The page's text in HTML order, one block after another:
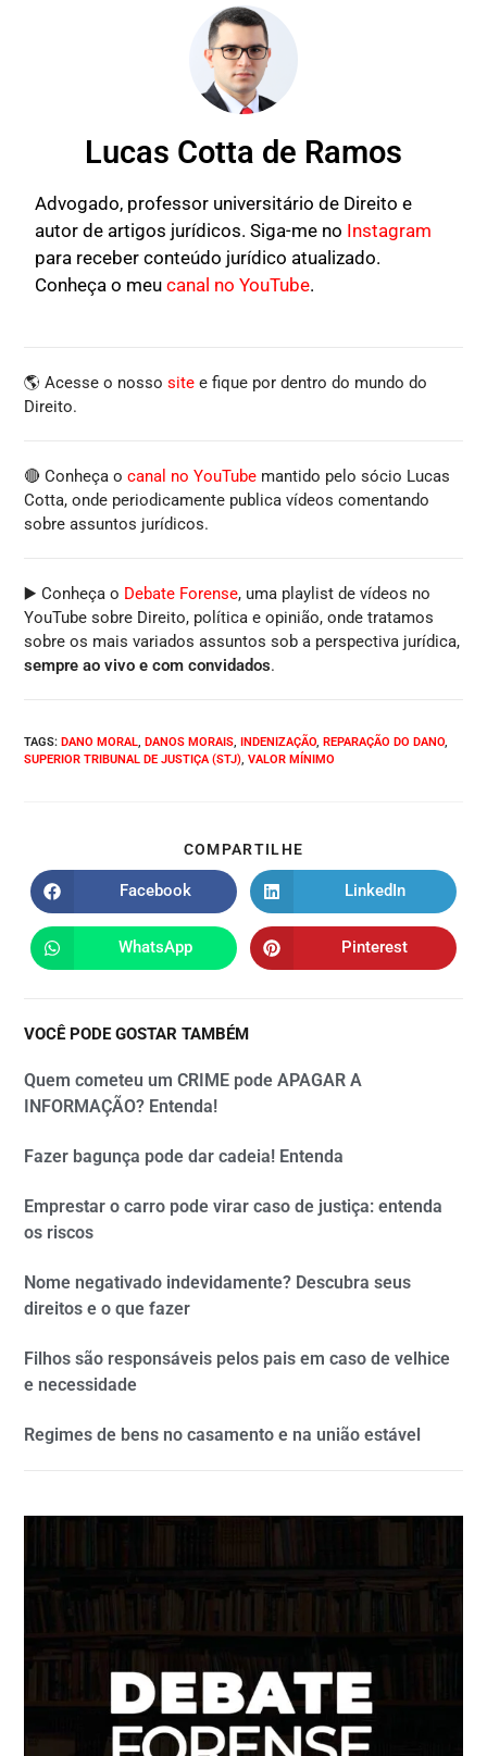
Lucas Cotta de Ramos
Advogado, professor universitário de Direito e
autor de artigos jurídicos. Siga-me no Instagram
para receber conteúdo jurídico atualizado.
Conheça o meucanal no YouTube.
🌎 Acesse o nossosite e fique por dentro do mundo do
Direito.
🔴 Conheça ocanal no YouTube mantido pelo sócio Lucas
Cotta, onde periodicamente publica vídeos comentando
sobre assuntos jurídicos.
▶️ Conheça o Debate Forense, uma playlist de vídeos no
YouTube sobre Direito, política e opinião, onde tratamos
sobre os mais variados assuntos sob a perspectiva jurídica,
sempre ao vivo e com convidados.
TAGS:DANO MORAL, DANOS MORAIS, INDENIZAÇÃO, REPARAÇÃO DO DANO,
SUPERIOR TRIBUNAL DE JUSTIÇA (STJ), VALOR MÍNIMO
COMPARTILHE
Facebook LinkedIn
WhatsApp Pinterest
VOCÊ PODE GOSTAR TAMBÉM
Quem cometeu um CRIME pode APAGAR A
INFORMAÇÃO? Entenda!
Fazer bagunça pode dar cadeia! Entenda
Emprestar o carro pode virar caso de justiça: entenda
os riscos
Nome negativado indevidamente? Descubra seus
direitos e o que fazer
Filhos são responsáveis pelos pais em caso de velhice
e necessidade
Regimes de bens no casamento e na união estável